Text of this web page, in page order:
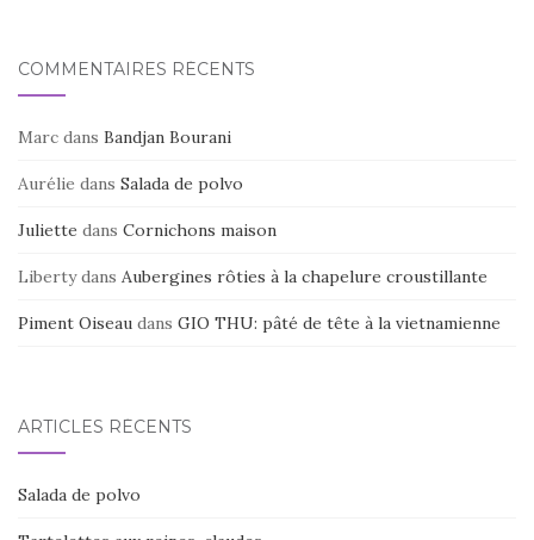
COMMENTAIRES RÉCENTS
Marc dans Bandjan Bourani
Aurélie dans Salada de polvo
Juliette dans Cornichons maison
Libertydans Aubergines rôties à la chapelure croustillante
Piment Oiseau dans GIO THU: pâté de tête à la vietnamienne
ARTICLES RÉCENTS
Salada de polvo